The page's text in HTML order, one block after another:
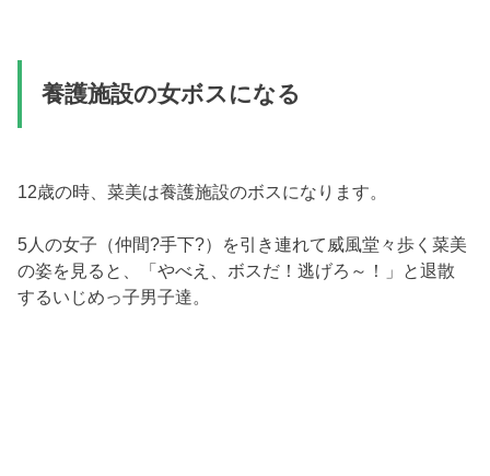
養護施設の女ボスになる
12歳の時、菜美は養護施設のボスになります。
5人の女子（仲間?手下?）を引き連れて威風堂々歩く菜美
の姿を見ると、「やべえ、ボスだ！逃げろ～！」と退散
するいじめっ子男子達。